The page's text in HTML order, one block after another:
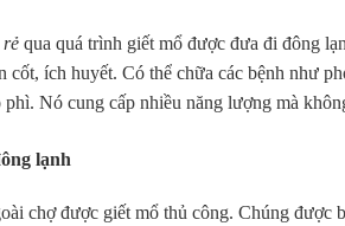
rẻ qua quá trình giết mổ được đưa đi đông
cốt, ích huyết. Có thể chữa các bệnh như
Nó cung cấp nhiều năng lượng mà
lạnh
chợ được giết mổ thủ công. Chúng được